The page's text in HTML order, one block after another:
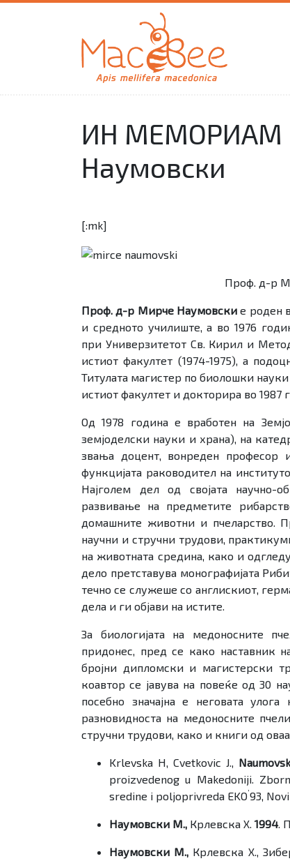
ИН МЕМОРИАМ
Наумовски
[:mk]
Проф. д-р
Проф. д-р Мирче Наумовски е роден
и средното училиште, а во 1976
при Универзитетот Св. Кирил и
истиот факултет (1974-1975), а
Титулата магистер по биолошки
истиот факултет и докторира во 1987
Од 1978 година е вработен на
земјоделски науки и храна), на
звања доцент, вонреден професор
функцијата раководител на
Најголем дел од својата научно-
развивање на предметите
домашните животни и пчеларство.
научни и стручни трудови,
на животната средина, како и
дело претставува монографијата
течно се служеше со англискиот,
дела и ги објави на истите.
За биологијата на медоносните
придонес, пред се како наставник
бројни дипломски и магистерски
коавтор се јавува на повеќе од 30
посебно значајна е неговата
разновидноста на медоносните
стручни трудови, како и книги од
Krlevska H, Cvetkovic J.,
proizvedenog u Makedoniji.
sredine i poljoprivreda EKO’93,
Наумовски М., Крлевска Х. 1994.
Наумовски М., Крлевска Х.,